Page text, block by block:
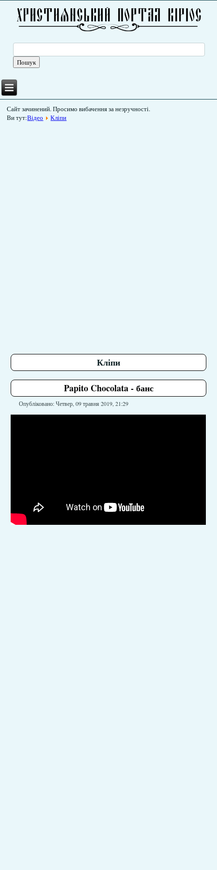
Сайт зачинений. Просимо вибачення за незручності.
Ви тут:Відео Кліпи
Кліпи
Papito Chocolata - банс
Опубліковано: Четвер, 09 травня 2019, 21:29